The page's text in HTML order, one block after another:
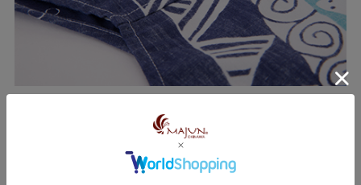
SEWING 縫製のこだわり
MAJUNシャツは日進商会の子会社で基幹工場であるニチ
ハン繊維の熟練の技をもつ職人たちによって一枚一枚丁